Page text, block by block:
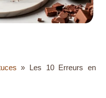
» Les 10 Erreurs en